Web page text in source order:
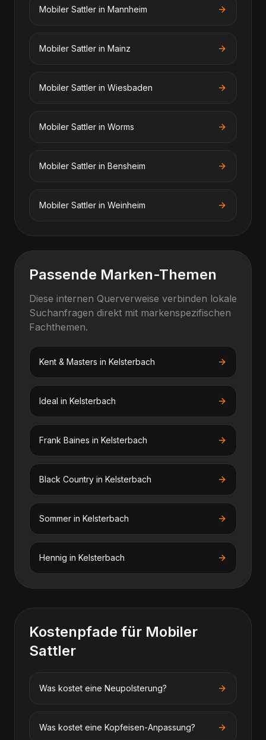
Mobiler Sattler in Mannheim
Mobiler Sattler in Mainz
Mobiler Sattler in Wiesbaden
Mobiler Sattler in Worms
Mobiler Sattler in Bensheim
Mobiler Sattler in Weinheim
Passende Marken-Themen
Diese internen Querverweise verbinden lokale
Suchanfragen direkt mit markenspezifischen
Fachthemen.
Kent & Masters in Kelsterbach
Ideal in Kelsterbach
Frank Baines in Kelsterbach
Black Country in Kelsterbach
Sommer in Kelsterbach
Hennig in Kelsterbach
Kostenpfade für Mobiler
Sattler
Was kostet eine Neupolsterung?
Was kostet eine Kopfeisen-Anpassung?